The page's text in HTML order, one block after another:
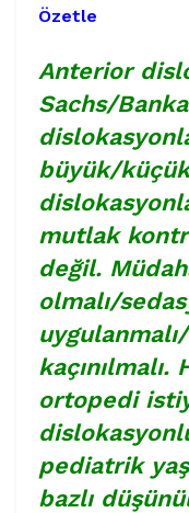
Özetle
Anterior
Sachs/
büyük/
mutlak
değil.
olmalı/
kaçınılmalı.
ortopedi
pediatrik
bazlı